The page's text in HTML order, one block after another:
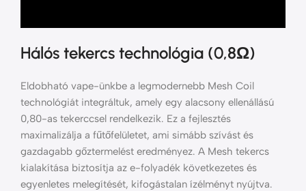
Hálós tekercs technológia (0,8Ω)
Eldobható vape-ünkbe a legmodernebb Mesh Coil
technológiát integráltuk, amely egy alacsony ellenállású
0,80-as tekerccsel rendelkezik. Ez a fejlesztés
maximalizálja a fűtőfelületet, ami simább szívást és
gazdagabb gőztermelést eredményez. A Mesh tekercs
kialakítása biztosítja az e-folyadék következetes és
egyenletes melegítését, kifogástalan ízélményt nyújtva.